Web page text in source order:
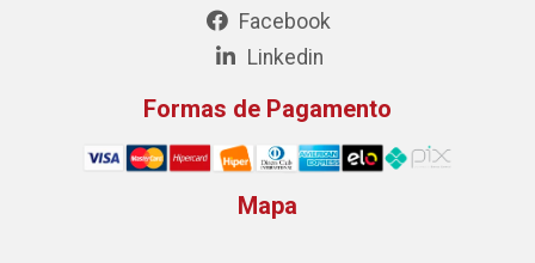
Facebook
Linkedin
Formas de Pagamento
Mapa